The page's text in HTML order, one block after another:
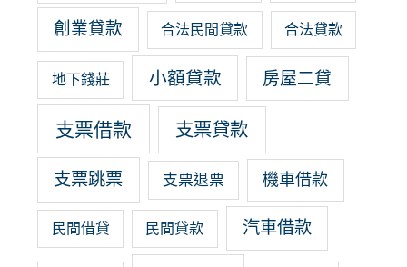
創業貸款 合法民間貸款 合法貸款
地下錢莊 小額貸款 房屋二貸
支票借款 支票貸款
支票跳票 支票退票 機車借款
民間借貸 民間貸款 汽車借款